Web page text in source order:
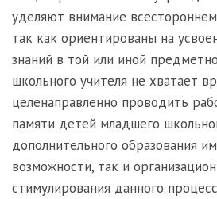
уделяют внимание
так как ориентированы на
знаний в той или иной
школьного учителя не хватает
целенаправленно проводить
памяти детей младшего
дополнительного образования
возможности, так и
стимулирования данного